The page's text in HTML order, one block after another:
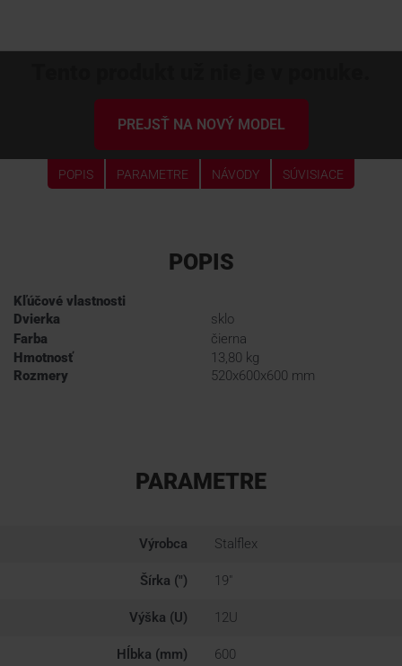
PREJSŤ NA NOVÝ MODEL
POPIS PARAMETRE NÁVODY SÚVISIACE
POPIS
Kľúčové vlastnosti
Dvierka
sklo
Farba
čierna
Hmotnosť
13,80 kg
Rozmery
520x600x600 mm
PARAMETRE
Výrobca Stalflex
Šírka (") 19"
Výška (U) 12U
Hĺbka (mm) 600